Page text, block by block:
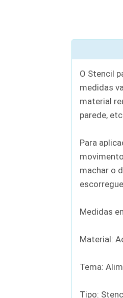
O Stencil
medidas
material
parede, etc.
Para
machar o
Medidas
Material:
Tema:
Tipo: